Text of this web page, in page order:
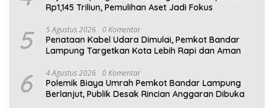
Rp1,145 Triliun, Pemulihan Aset Jadi Fokus
5 5 Agustus 2026 0 Komentar
Penataan Kabel Udara Dimulai, Pemkot Bandar
Lampung Targetkan Kota Lebih Rapi dan Aman
6 4 Agustus 2026 0 Komentar
Polemik Biaya Umrah Pemkot Bandar Lampung
Berlanjut, Publik Desak Rincian Anggaran Dibuka